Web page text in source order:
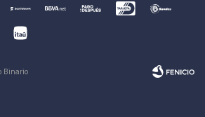
Binario